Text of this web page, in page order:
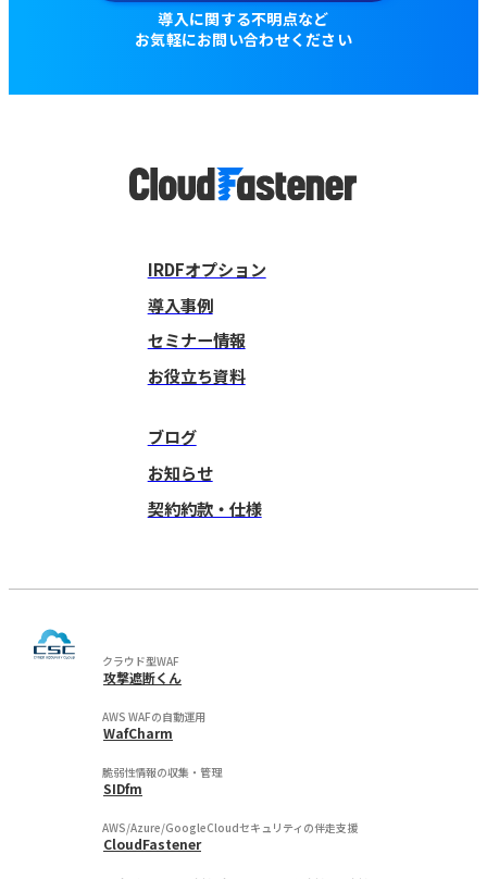
導入に関する不明点など
お気軽にお問い合わせください
IRDFオプション
導入事例
セミナー情報
お役立ち資料
ブログ
お知らせ
契約約款・仕様
クラウド型WAF
攻撃遮断くん
AWS WAFの自動運用
WafCharm
脆弱性情報の収集・管理
SIDfm
AWS/Azure/GoogleCloudセキュリティの伴走支援
CloudFastener